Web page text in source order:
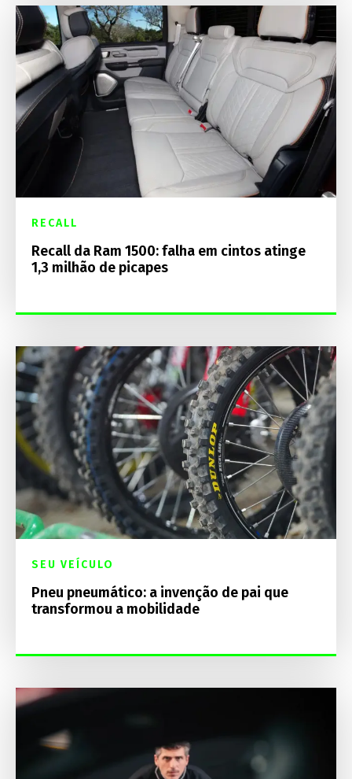
RECALL
Recall da Ram 1500: falha em cintos atinge
1,3 milhão de picapes
SEU VEÍCULO
Pneu pneumático: a invenção de pai que
transformou a mobilidade